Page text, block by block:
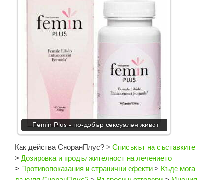
Femin Plus - по-добър сексуален живот
Как действа СноранПлус? > Списъкът на съставките
> Дозировка и продължителност на лечението
> Противопоказания и странични ефекти > Къде мога